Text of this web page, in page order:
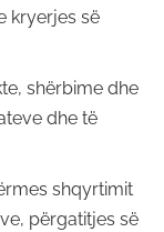
kryerjes së
shërbime dhe
dhe të
shqyrtimit
përgatitjes së